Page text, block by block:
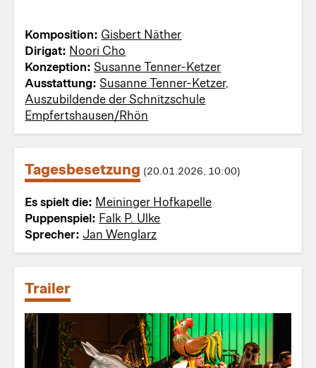
Komposition: Gisbert Näther
Dirigat: Noori Cho
Konzeption: Susanne Tenner-Ketzer
Ausstattung: Susanne Tenner-Ketzer,
Auszubildende der Schnitzschule
Empfertshausen/Rhön
Tagesbesetzung (20.01.2026, 10:00)
Es spielt die: Meininger Hofkapelle
Puppenspiel: Falk P. Ulke
Sprecher:Jan Wenglarz
Trailer